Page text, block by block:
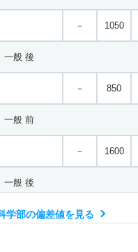
－ 1050
一般 後
－ 850
一般 前
－ 1600
一般 後
－ 1500
学部の偏差値を見る